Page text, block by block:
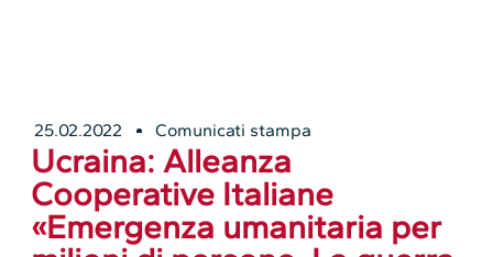
25.02.2022 Comunicati stampa
Ucraina: Alleanza
Cooperative Italiane
«Emergenza umanitaria per